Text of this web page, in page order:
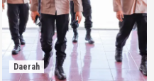
Daerah